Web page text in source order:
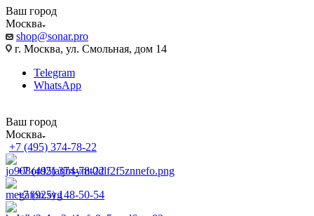
Ваш город
Москва
shop@sonar.pro
г. Москва, ул. Смольная, дом 14
Telegram
WhatsApp
Ваш город
Москва
+7 (495) 374-78-22
+7 (495) 374-78-22
+7 (925) 148-50-54